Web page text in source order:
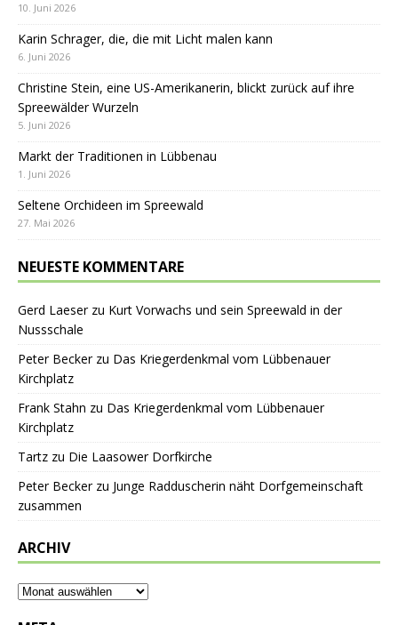
10. Juni 2026
Karin Schrager, die, die mit Licht malen kann
6. Juni 2026
Christine Stein, eine US-Amerikanerin, blickt zurück auf ihre
Spreewälder Wurzeln
5. Juni 2026
Markt der Traditionen in Lübbenau
1. Juni 2026
Seltene Orchideen im Spreewald
27. Mai 2026
NEUESTE KOMMENTARE
Gerd Laeserzu Kurt Vorwachs und sein Spreewald in der
Nussschale
Peter Beckerzu Das Kriegerdenkmal vom Lübbenauer
Kirchplatz
Frank Stahn zu Das Kriegerdenkmal vom Lübbenauer
Kirchplatz
Tartz zu Die Laasower Dorfkirche
Peter Beckerzu Junge Radduscherin näht Dorfgemeinschaft
zusammen
ARCHIV